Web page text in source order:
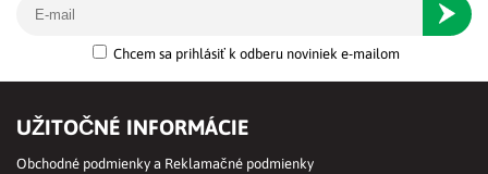
Chcem sa prihlásiť k odberu noviniek e-mailom
UŽITOČNÉ INFORMÁCIE
Obchodné podmienky a Reklamačné podmienky